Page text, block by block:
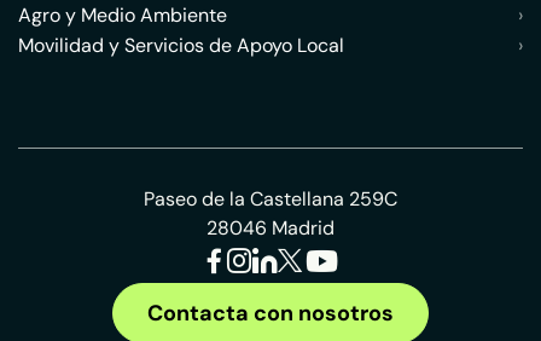
Agro y Medio Ambiente
›
Movilidad y Servicios de Apoyo Local
›
Paseo de la Castellana 259C
28046 Madrid
Contacta con nosotros